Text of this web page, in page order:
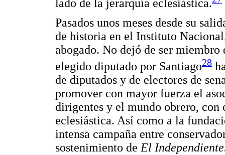
lado de la jerarquía eclesiástica.
Pasados unos meses desde su
de historia en el Instituto
abogado. No dejó de ser
elegido diputado por Santiago28
de diputados y de electores de
promover con mayor fuerza el
dirigentes y el mundo obrero,
eclesiástica. Así como a la
intensa campaña entre
sostenimiento de El